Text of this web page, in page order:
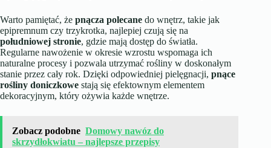
Warto pamiętać, że pnącza polecane do wnętrz, takie jak
epipremnum czy trzykrotka, najlepiej czują się na
południowej stronie, gdzie mają dostęp do światła.
Regularne nawożenie w okresie wzrostu wspomaga ich
naturalne procesy i pozwala utrzymać rośliny w doskonałym
stanie przez cały rok. Dzięki odpowiedniej pielęgnacji, pnące
rośliny doniczkowe stają się efektownym elementem
dekoracyjnym, który ożywia każde wnętrze.
Zobacz podobne Domowy nawóz do
skrzydłokwiatu – najlepsze przepisy